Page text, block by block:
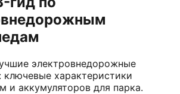
электровнедорожные
ключевые характеристики
и аккумуляторов для парка.